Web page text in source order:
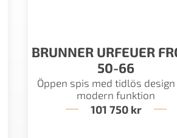
BRUNNER URFEUER
50-66
Öppen spis med tidlös design
modern funktion
101 750 kr